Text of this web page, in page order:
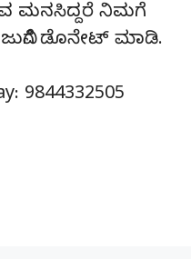
ಮನಸಿದ್ದರೆ ನಿಮಗೆ
ಡೊನೇಟ್‌ ಮಾಡಿ.
9844332505